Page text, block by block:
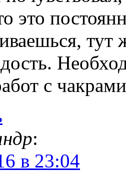
это
тут
с
:
в 23:04